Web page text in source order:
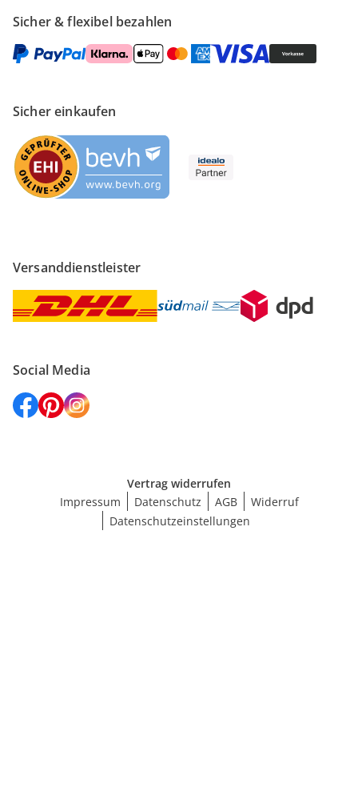
Sicher & flexibel bezahlen
Sicher einkaufen
Versanddienstleister
Social Media
Vertrag widerrufen
Impressum
Datenschutz AGB
Widerruf
Datenschutzeinstellungen